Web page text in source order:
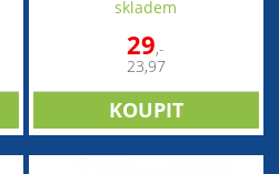
skladem
29,-
23,97